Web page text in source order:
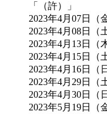
「（許）」
2023年4月07日（
2023年4月08日（
2023年4月13日（
2023年4月15日（
2023年4月16日（
2023年4月29日（
2023年4月30日（
2023年5月19日（